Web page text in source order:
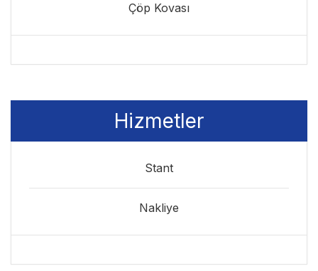
Çöp Kovası
Hizmetler
Stant
Nakliye